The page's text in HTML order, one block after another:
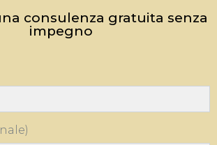
consulenza gratuita senza
impegno